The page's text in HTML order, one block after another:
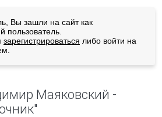
Вы зашли на сайт как
пользователь.
зарегистрироваться либо войти на
Маяковский -